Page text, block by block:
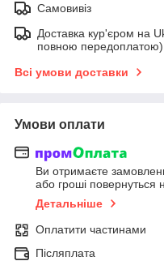
Самовивіз
Доставка кур'єром на
повною передоплатою)
Всі умови доставки
Умови оплати
Ви отримаєте
або гроші повернуться
Детальніше
Оплатити частинами
Післяплата